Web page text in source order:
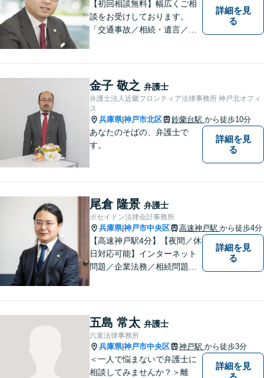
【初回相談無料】幅広くご相
談をお受けしております。
「交通事故／相続・遺言／離
い。公認会計士試験合格者。
【夜間・休日相談可能（要予
約）】【弁護士歴10年以上】
詳細を見
る
金子 敬之 弁護士
弁護士法人近畿フロンティア法律事務所 神戸北オフィ
ス
兵庫県|神戸市北区 鈴蘭台駅 から徒歩10分
あなたのそばの、弁護士で
す。
詳細を見
る
尾倉 隆景 弁護士
ポセイドン法律会計事務所
兵庫県|神戸市中央区 高速神戸駅 から徒歩4分
【高速神戸駅4分】【夜間／休
日対応可能】インターネット
問題／企業法務／相続問題／
詳細を見
る
五島 常太 弁護士
六葉法律事務所
兵庫県|神戸市中央区 神戸駅 から徒歩3分
＜一人で悩まないで弁護士に
相談してみませんか？＞離
詳細を見